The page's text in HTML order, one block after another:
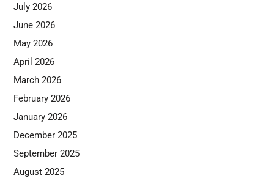
July 2026
June 2026
May 2026
April 2026
March 2026
February 2026
January 2026
December 2025
September 2025
August 2025